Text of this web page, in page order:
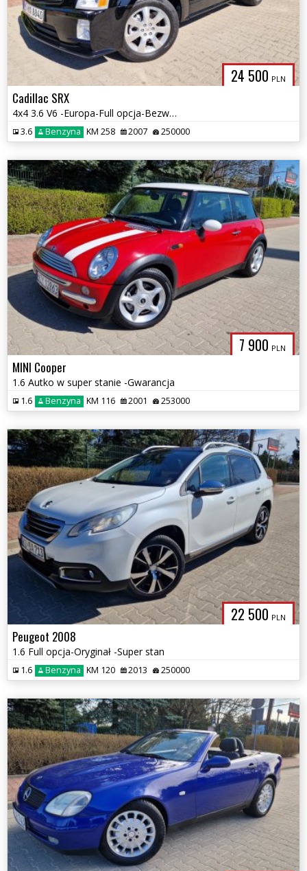
24 500 PLN
Cadillac SRX
4x4 3.6 V6 -Europa-Full opcja-Bezwypadkowy
3.6 Benzyna KM 258 2007 250000
7 900 PLN
MINI Cooper
1.6 Autko w super stanie -Gwarancja
1.6 Benzyna KM 116 2001 253000
22 500 PLN
Peugeot 2008
1.6 Full opcja-Oryginał -Super stan
1.6 Benzyna KM 120 2013 250000